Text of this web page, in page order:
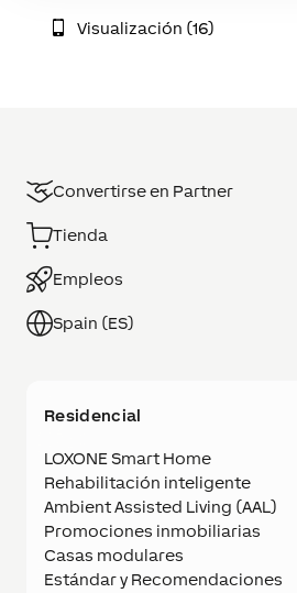
Visualización (16)
Convertirse en Partner
Tienda
Empleos
Spain (ES)
Residencial
LOXONE Smart Home
Rehabilitación inteligente
Ambient Assisted Living (AAL)
Promociones inmobiliarias
Casas modulares
Estándar y Recomendaciones